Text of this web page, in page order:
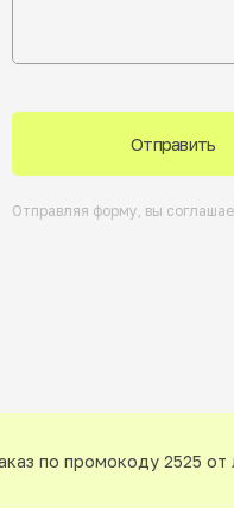
Отправить
Отправляя форму, вы
по промокоду 2525 от